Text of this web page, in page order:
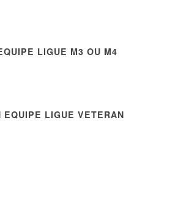
LIGUE M3 OU M4
EQUIPE LIGUE VETERAN